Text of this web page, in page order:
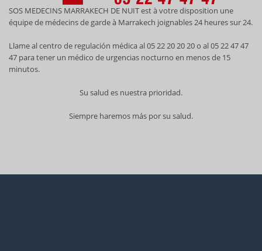
SOS MEDECINS MARRAKECH DE NUIT est à votre disposition une
équipe de médecins de garde à Marrakech joignables 24 heures sur 24.
Llame al centro de regulación médica al 05 22 20 20 20 o al 05 22 47 47
47 para tener un médico de urgencias nocturno en menos de 15
minutos.
Su salud es nuestra prioridad.
Siempre haremos más por su salud.